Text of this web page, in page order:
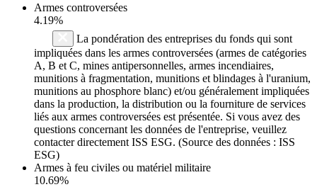
Armes controversées
4.19%
La pondération des entreprises du fonds qui sont
impliquées dans les armes controversées (armes de catégories
A, B et C, mines antipersonnelles, armes incendiaires,
munitions à fragmentation, munitions et blindages à l'uranium,
munitions au phosphore blanc) et/ou généralement impliquées
dans la production, la distribution ou la fourniture de services
liés aux armes controversées est présentée. Si vous avez des
questions concernant les données de l'entreprise, veuillez
contacter directement ISS ESG. (Source des données : ISS
ESG)
Armes à feu civiles ou matériel militaire
10.69%